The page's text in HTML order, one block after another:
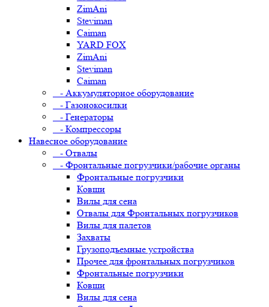
ZimAni
Steviman
Caiman
YARD FOX
ZimAni
Steviman
Caiman
- Аккумуляторное оборудование
- Газонокосилки
- Генераторы
- Компрессоры
Навесное оборудование
- Отвалы
- Фронтальные погрузчики/рабочие органы
Фронтальные погрузчики
Ковши
Вилы для сена
Отвалы для Фронтальных погрузчиков
Вилы для палетов
Захваты
Грузоподъемные устройства
Прочее для фронтальных погрузчиков
Фронтальные погрузчики
Ковши
Вилы для сена